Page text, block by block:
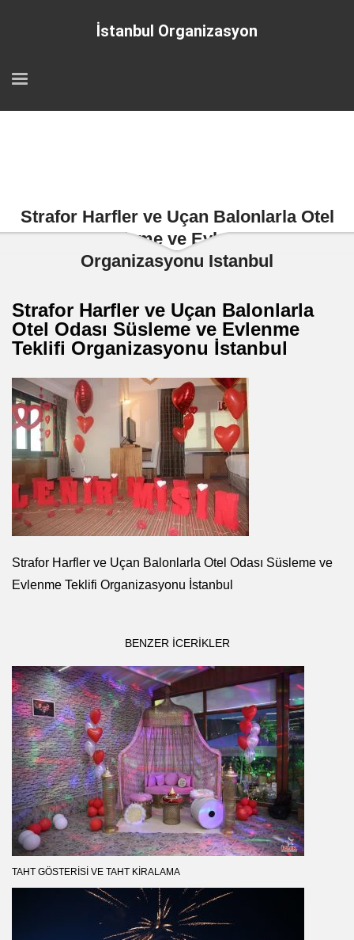
İstanbul Organizasyon
Strafor Harfler ve Uçan Balonlarla Otel
Odası Süsleme ve Evlenme Teklifi
Organizasyonu İstanbul
Strafor Harfler ve Uçan Balonlarla
Otel Odası Süsleme ve Evlenme
Teklifi Organizasyonu İstanbul
Strafor Harfler ve Uçan Balonlarla Otel Odası Süsleme ve
Evlenme Teklifi Organizasyonu İstanbul
BENZER ICERIKLER
TAHT GÖSTERISI VE TAHT KIRALAMA